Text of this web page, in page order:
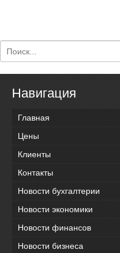
Навигация
Главная
Цены
Клиенты
Контакты
Новости бухгалтерии
Новости экономики
Новости финансов
Новости бизнеса